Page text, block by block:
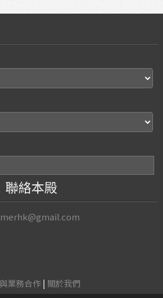
聯絡本殿
業務合作| 關於我們